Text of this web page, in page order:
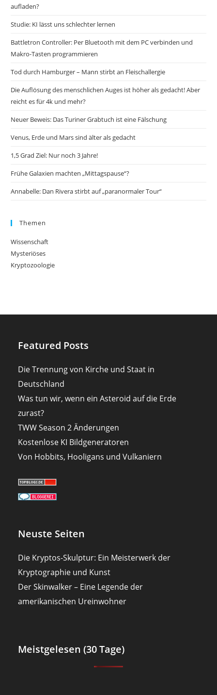
aufladen?
Studie: KI lässt uns schlechter lernen
Battletron Controller: Per Bluetooth mit dem PC verbinden und
Makro-Tasten programmieren
Tod durch Hamburger – Mann stirbt an Fleischallergie
Die Auflösung des menschlichen Auges ist höher als gedacht! Aber
reicht es für 4k und mehr?
Neuer Beweis: Das Turiner Grabtuch ist eine Fälschung
Venus, Erde und Mars sind älter als gedacht
1,5 Grad Ziel: Nur noch 3 Jahre!
Frühe Galaxien machten „Mittagspause“?
Annabelle: Dan Rivera stirbt auf „paranormaler Tour“
Themen
Wissenschaft
Mysteriöses
Kryptozoologie
Featured Posts
Die Trennung von Kirche und Staat in
Deutschland
Was tun wir, wenn ein Asteroid auf die Erde
zurast?
TWW Season 2 Änderungen
Kostenlose KI Bildgeneratoren
Von Hobbits, Hooligans und Vulkaniern
Neuste Seiten
Die Kryptos-Skulptur: Ein Meisterwerk der
Kryptographie und Kunst
Der Skinwalker – Eine Legende der
amerikanischen Ureinwohner
Meistgelesen (30 Tage)